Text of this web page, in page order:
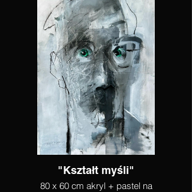
"Kształt myśli"
80 x 60 cm akryl + pastel na